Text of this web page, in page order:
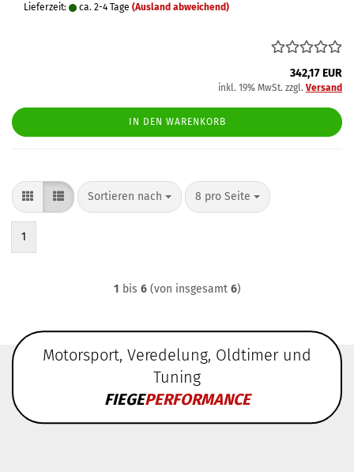
Lieferzeit:
ca. 2-4 Tage (Ausland abweichend)
342,17 EUR
inkl. 19% MwSt. zzgl. Versand
IN DEN WARENKORB
Sortieren nach
Sortieren nach 8 pro Seite
pro Seite
1
1 bis 6(von insgesamt 6)
Motorsport, Veredelung, Oldtimer und
Tuning
FIEGEPERFORMANCE